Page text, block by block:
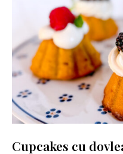
Cupcakes cu